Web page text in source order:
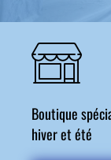
Boutique
hiver et été